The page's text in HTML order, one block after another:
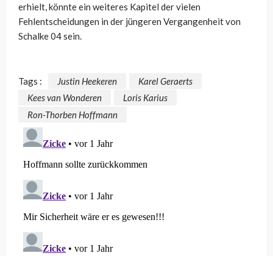
erhielt, könnte ein weiteres Kapitel der vielen
Fehlentscheidungen in der jüngeren Vergangenheit von
Schalke 04 sein.
Tags : Justin Heekeren
Karel Geraerts
Kees van Wonderen
Loris Karius
Ron-Thorben Hoffmann